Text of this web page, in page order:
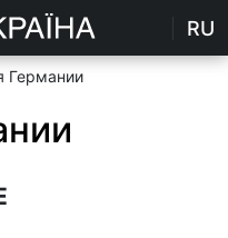
RU
Германии